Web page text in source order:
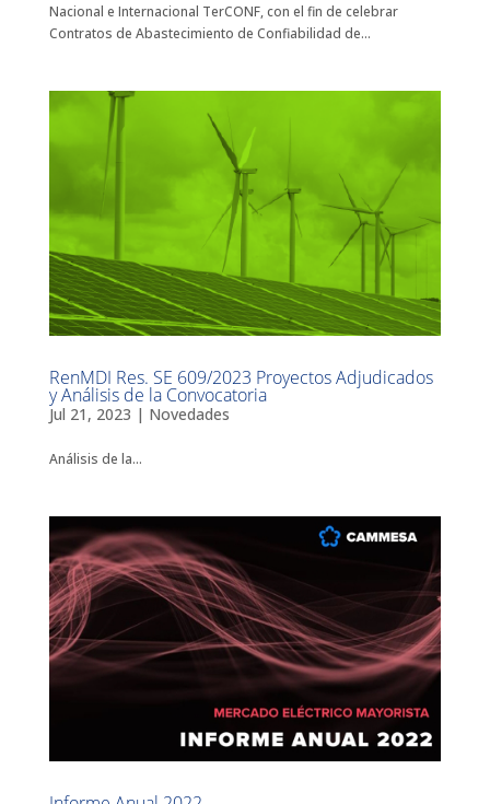
Nacional e Internacional TerCONF, con el fin de celebrar
Contratos de Abastecimiento de Confiabilidad de...
RenMDI Res. SE 609/2023 Proyectos Adjudicados
y Análisis de la Convocatoria
Jul 21, 2023 | Novedades
Análisis de la...